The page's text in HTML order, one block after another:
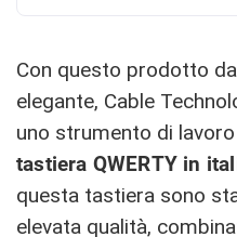
Con questo prodotto
elegante, Cable
uno strumento di
tastiera QWERTY in
questa tastiera sono
elevata qualità,